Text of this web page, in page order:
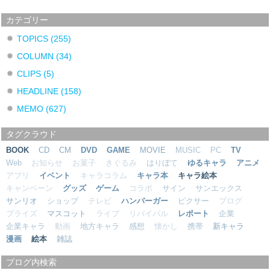
カテゴリー
TOPICS (255)
COLUMN (34)
CLIPS (5)
HEADLINE (158)
MEMO (627)
タグクラウド
BOOK CD CM DVD GAME MOVIE MUSIC PC
TV
Web
お知らせ お菓子 きぐるみ はりぼて ゆるキャラ
アニメ
アプリ
イベント キャラコラム キャラ本
キャラ絵本
キャンペーン
グッズ ゲーム コラボ サイン
サンエックス
サンリオ
ショップ テレビ ハンバーガー ピクサー
ブログ
プライズ
マスコット ライブ リバイバル レポート
企業
企業キャラ
動画 地方キャラ 感想 懐かし 携帯
新キャラ
漫画
絵本 雑誌
ブログ内検索